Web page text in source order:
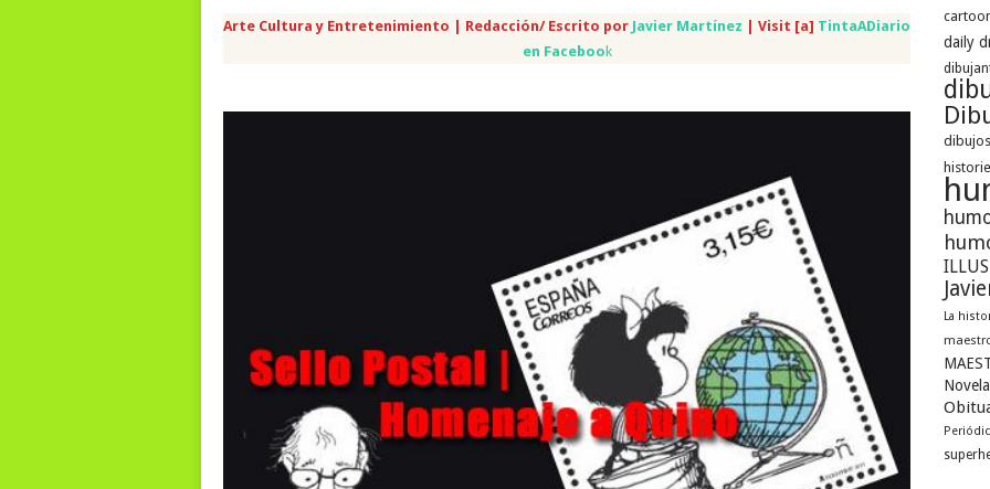
Arte Cultura y Entretenimiento | Redacción/ Escrito por Javier Martínez | Visit [a] TintaADiario
en Facebook
daily
La